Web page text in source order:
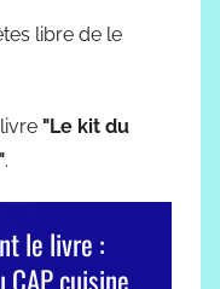
libre de le
"Le kit du
.